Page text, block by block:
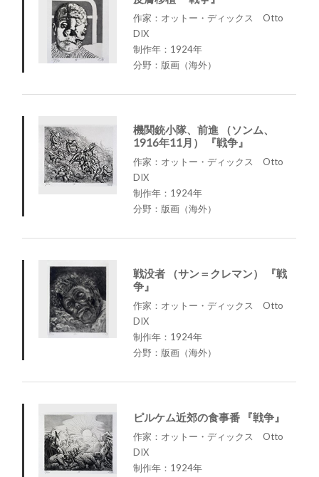
作家：オットー・ディックス Otto
DIX
制作年：1924年
分野：版画（海外）
機関銃小隊、前進 （ソンム、
1916年11月） 『戦争』
作家：オットー・ディックス Otto
DIX
制作年：1924年
分野：版画（海外）
戦没者 （サン＝クレマン） 『戦
争』
作家：オットー・ディックス Otto
DIX
制作年：1924年
分野：版画（海外）
ピルケム近郊の食事番 『戦争』
作家：オットー・ディックス Otto
DIX
制作年：1924年